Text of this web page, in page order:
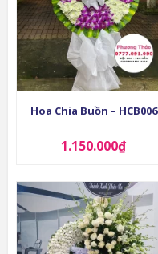
Hoa Chia Buồn – HCB006
1.150.000₫